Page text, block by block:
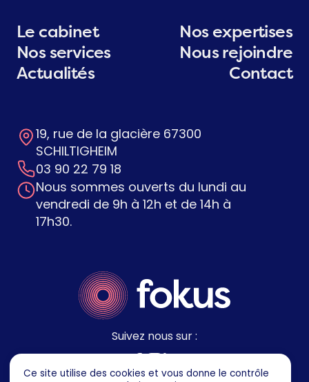
Suivez nous sur :
19, rue de la glacière 67300
SCHILTIGHEIM
03 90 22 79 18
Nous sommes ouverts du lundi au
vendredi de 9h à 12h et de 14h à
17h30.
Le cabinet
Nos expertises
Nos services
Nous rejoindre
Actualités
Contact
Ce site utilise des cookies et vous donne le contrôle